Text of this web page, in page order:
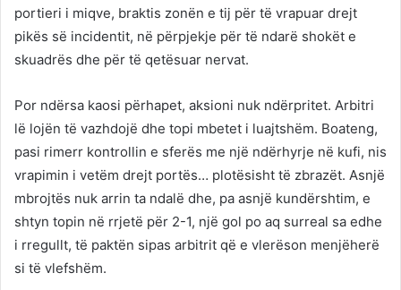
portieri i miqve, braktis zonën e tij për të vrapuar drejt
pikës së incidentit, në përpjekje për të ndarë shokët e
skuadrës dhe për të qetësuar nervat.
Por ndërsa kaosi përhapet, aksioni nuk ndërpritet. Arbitri
lë lojën të vazhdojë dhe topi mbetet i luajtshëm. Boateng,
pasi rimerr kontrollin e sferës me një ndërhyrje në kufi, nis
vrapimin i vetëm drejt portës… plotësisht të zbrazët. Asnjë
mbrojtës nuk arrin ta ndalë dhe, pa asnjë kundërshtim, e
shtyn topin në rrjetë për 2-1, një gol po aq surreal sa edhe
i rregullt, të paktën sipas arbitrit që e vlerëson menjëherë
si të vlefshëm.